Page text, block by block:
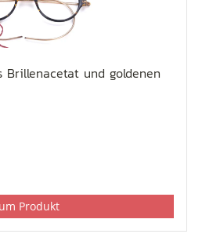
Brillenacetat und goldenen
Produkt